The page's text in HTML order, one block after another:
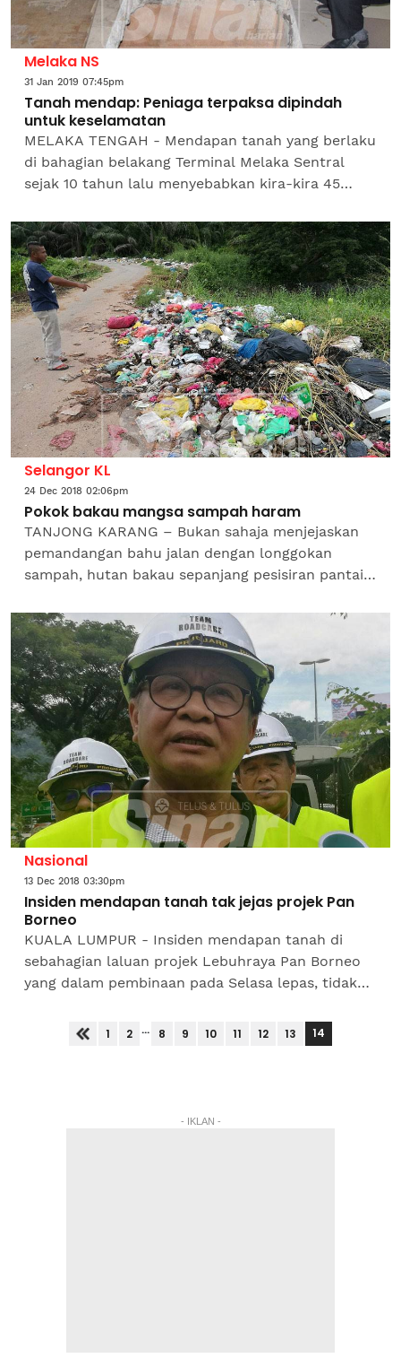
Melaka NS
31 Jan 2019 07:45pm
Tanah mendap: Peniaga terpaksa dipindah
untuk keselamatan
MELAKA TENGAH - Mendapan tanah yang berlaku
di bahagian belakang Terminal Melaka Sentral
sejak 10 tahun lalu menyebabkan kira-kira 45
selamat. Exco...
Selangor KL
24 Dec 2018 02:06pm
Pokok bakau mangsa sampah haram
TANJONG KARANG – Bukan sahaja menjejaskan
pemandangan bahu jalan dengan longgokan
sampah, hutan bakau sepanjang pesisiran pantai
kebakaran...
Nasional
13 Dec 2018 03:30pm
Insiden mendapan tanah tak jejas projek Pan
Borneo
KUALA LUMPUR - Insiden mendapan tanah di
sebahagian laluan projek Lebuhraya Pan Borneo
yang dalam pembinaan pada Selasa lepas, tidak
Kerja Raya Mohd Anuar...
1 2 ... 8 9 10 11 12 13 14
- IKLAN -